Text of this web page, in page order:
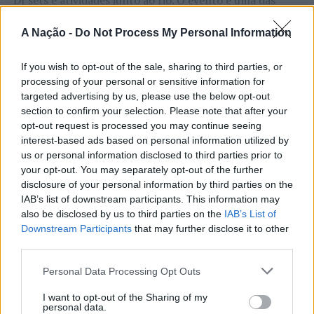
A Nação - Do Not Process My Personal Information
If you wish to opt-out of the sale, sharing to third parties, or
processing of your personal or sensitive information for
targeted advertising by us, please use the below opt-out
section to confirm your selection. Please note that after your
opt-out request is processed you may continue seeing
interest-based ads based on personal information utilized by
us or personal information disclosed to third parties prior to
your opt-out. You may separately opt-out of the further
disclosure of your personal information by third parties on the
IAB’s list of downstream participants. This information may
also be disclosed by us to third parties on the IAB’s List of
Downstream Participants that may further disclose it to other
Personal Data Processing Opt Outs
I want to opt-out of the Sharing of my
personal data.
Esse desafio é muito importante”, vincou Mário
a Mostra Nacional de Artesanato e Cerâmica de Barcelos
como um momento de festa e alegria, onde as sete
categorias do artesanato e arte popular de Barcelos se
mostram na sua máxima plenitude.
Visivelmente satisfeito, o Presidente da Câmara
aproveitou o momento para “agradecer a todos os que
tornaram possível este certame durante 40 anos – todas
as câmaras, executivos, funcionários que durante quatro
décadas conseguiram manter viva esta tradição que é a
Mostra de Artesanato. É uma honra e um orgulho muito
grande todos os anos termos esta manifestação de
vitalidade e nunca é por demais agradecer aos nossos
fazem jus à distinção de Barcelos, enquanto Cidade
etapas do Nortada Ocean Rides, circuito que em 2026
passa também por Sines, Peniche, Viana do Castelo, Vila
A iniciativa pretende aproximar a prática dos desportos
de vento das comunidades costeiras, promovendo o
território através do mar e das suas condições naturais.
Nas palavras de Pedro Mota, De todas as etapas do
Nortada Ocean Rides, este evento é o que mais precisa
da “nortada” como apoio, porque sem vento não há
kitesurf.
A presença da Nortada vai mais uma vez, alem da
competição. O que queremos é fazer parte deste
movimento que promove o encontro entre atletas,
esteja presente de uma forma natural e quase obvia,
valorizando o património natural e a relação de
CONTINUAR A LER
ATUALIDADE
Cinco projetos de Cascais finalistas
em iniciativa europeia
Publicado 20 horas atrás on 05/08/2026
Por Ígor Lopes
Vencedores serão anunciados no “Innovation in Politics
Awards,” a 30 de outubro de 2026, no Centro de
Congressos do Estoril.